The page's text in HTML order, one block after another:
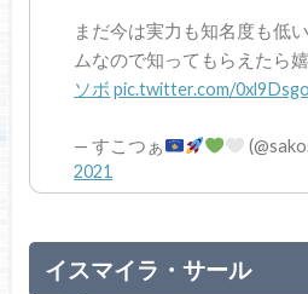
まだ今は実力も知名度も低
ムなので知ってもらえたら
ソボ pic.twitter.com/
— すこつぁ
2021
イスマイラ・サール